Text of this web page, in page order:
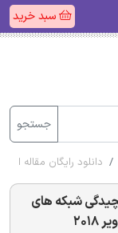
سبد خرید
جستجو
دانلود رایگان مقاله
شبکه های